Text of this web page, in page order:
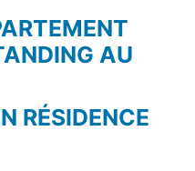
AU
RÉSIDENCE